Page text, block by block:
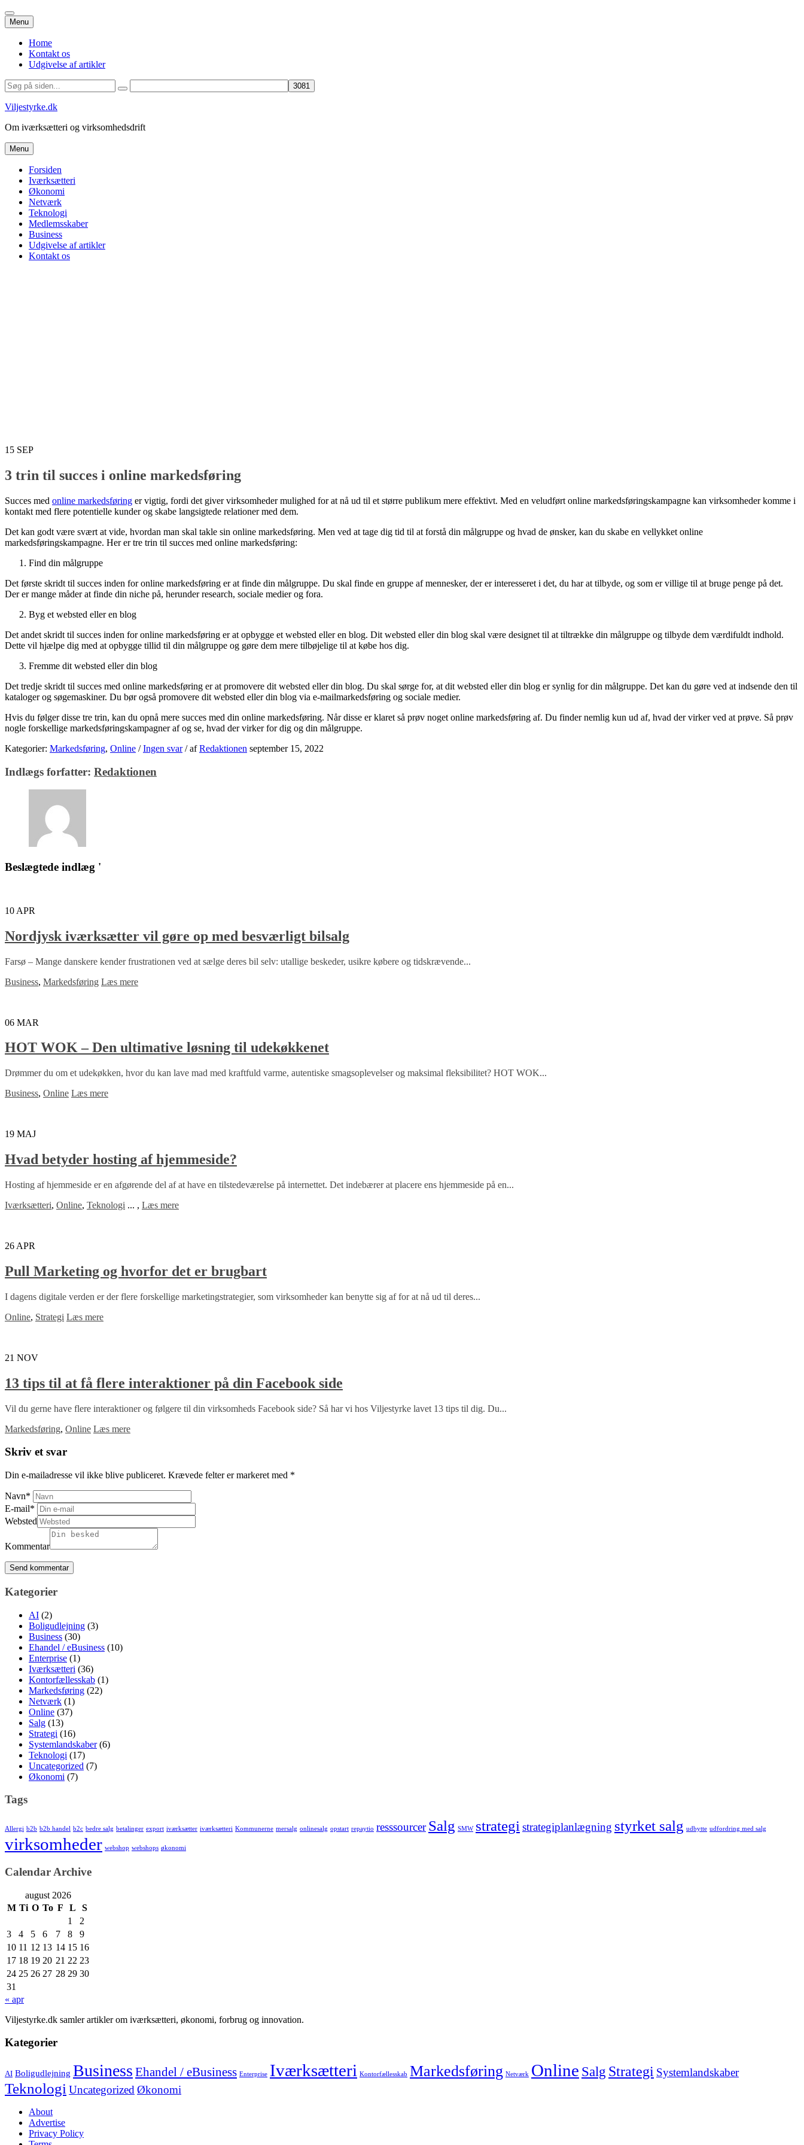
Menu
indhold
Home
Kontakt os
Udgivelse af artikler
Søg
efter:
Viljestyrke.dk
Om iværksætteri og virksomhedsdrift
Menu
indhold
Forsiden
Iværksætteri
Økonomi
Netværk
Teknologi
Medlemsskaber
Business
Udgivelse af artikler
Kontakt os
15 SEP
3 trin til succes i online markedsføring
Succes med online markedsføring er vigtig, fordi det giver virksomheder mulighed for at nå ud til et større publikum mere effektivt. Med en veludført online markedsføringskampagne kan virksomheder komme i
kontakt med flere potentielle kunder og skabe langsigtede relationer med dem.
Det kan godt være svært at vide, hvordan man skal takle sin online markedsføring. Men ved at tage dig tid til at forstå din målgruppe og hvad de ønsker, kan du skabe en vellykket online
markedsføringskampagne. Her er tre trin til succes med online markedsføring:
Find din målgruppe
Det første skridt til succes inden for online markedsføring er at finde din målgruppe. Du skal finde en gruppe af mennesker, der er interesseret i det, du har at tilbyde, og som er villige til at bruge penge på det.
Der er mange måder at finde din niche på, herunder research, sociale medier og fora.
Byg et websted eller en blog
Det andet skridt til succes inden for online markedsføring er at opbygge et websted eller en blog. Dit websted eller din blog skal være designet til at tiltrække din målgruppe og tilbyde dem værdifuldt indhold.
Dette vil hjælpe dig med at opbygge tillid til din målgruppe og gøre dem mere tilbøjelige til at købe hos dig.
Fremme dit websted eller din blog
Det tredje skridt til succes med online markedsføring er at promovere dit websted eller din blog. Du skal sørge for, at dit websted eller din blog er synlig for din målgruppe. Det kan du gøre ved at indsende den til
kataloger og søgemaskiner. Du bør også promovere dit websted eller din blog via e-mailmarkedsføring og sociale medier.
Hvis du følger disse tre trin, kan du opnå mere succes med din online markedsføring. Når disse er klaret så prøv noget online markedsføring af. Du finder nemlig kun ud af, hvad der virker ved at prøve. Så prøv
nogle forskellige markedsføringskampagner af og se, hvad der virker for dig og din målgruppe.
Kategorier: Markedsføring, Online / Ingen svar /afRedaktionen september 15, 2022
Indlægs forfatter: Redaktionen
Beslægtede indlæg '
10 APR
Nordjysk iværksætter vil gøre op med besværligt bilsalg
Farsø – Mange danskere kender frustrationen ved at sælge deres bil selv: utallige beskeder, usikre købere og tidskrævende...
Business, Markedsføring Læs mere
06 MAR
HOT WOK – Den ultimative løsning til udekøkkenet
Drømmer du om et udekøkken, hvor du kan lave mad med kraftfuld varme, autentiske smagsoplevelser og maksimal fleksibilitet? HOT WOK...
Business, Online Læs mere
19 MAJ
Hvad betyder hosting af hjemmeside?
Hosting af hjemmeside er en afgørende del af at have en tilstedeværelse på internettet. Det indebærer at placere ens hjemmeside på en...
Iværksætteri, Online, Teknologi ... , Læs mere
26 APR
Pull Marketing og hvorfor det er brugbart
I dagens digitale verden er der flere forskellige marketingstrategier, som virksomheder kan benytte sig af for at nå ud til deres...
Online, Strategi Læs mere
21 NOV
13 tips til at få flere interaktioner på din Facebook side
Vil du gerne have flere interaktioner og følgere til din virksomheds Facebook side? Så har vi hos Viljestyrke lavet 13 tips til dig. Du...
Markedsføring, Online Læs mere
Skriv et svar
Din e-mailadresse vil ikke blive publiceret. Krævede felter er markeret med *
Navn*
E-mail*
Websted
Kommentar
Kategorier
AI (2)
Boligudlejning (3)
Business (30)
Ehandel / eBusiness (10)
Enterprise (1)
Iværksætteri (36)
Kontorfællesskab (1)
Markedsføring (22)
Netværk (1)
Online (37)
Salg (13)
Strategi (16)
Systemlandskaber(6)
Teknologi (17)
Uncategorized (7)
Økonomi (7)
Tags
Allergi b2b b2b handel b2c bedre salg betalinger export iværksætter iværksætteri Kommunerne mersalg onlinesalg opstart repaytio resssourcer Salg SMW strategi strategiplanlægning styrket salg udbytte udfordring med salg
virksomheder webshop webshops økonomi
Calendar Archive
august 2026
M Ti O To F L
S
1
2
3
4 5 6 7 8
9
10 11 12 13 14 15 16
17 18 19 20 21 22 23
24 25 26 27 28 29 30
31
« apr
Viljestyrke.dk samler artikler om iværksætteri, økonomi, forbrug og innovation.
Kategorier
AI Boligudlejning Business Ehandel / eBusiness Enterprise Iværksætteri Kontorfællesskab Markedsføring Netværk Online Salg Strategi Systemlandskaber
Teknologi Uncategorized Økonomi
About
Advertise
Privacy Policy